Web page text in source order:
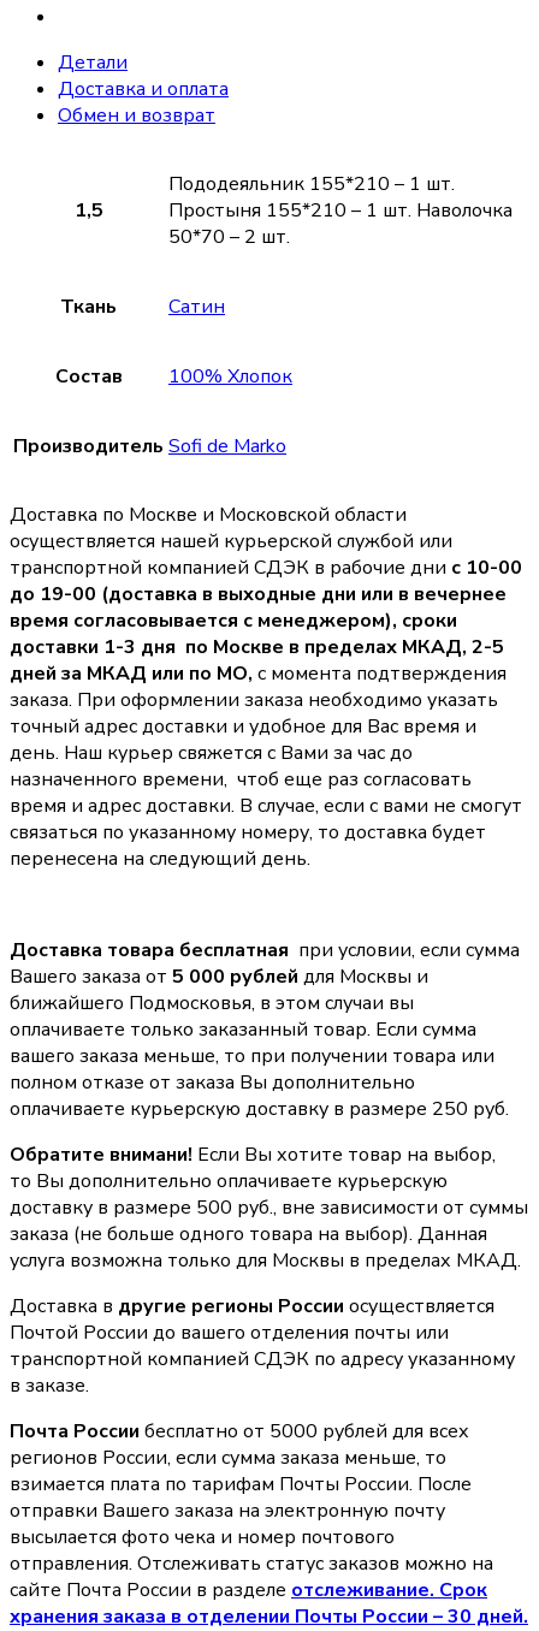
Детали
Доставка и оплата
Обмен и возврат
1,5
Пододеяльник 155*210 – 1 шт.
Простыня 155*210 – 1 шт. Наволочка
50*70 – 2 шт.
Ткань Сатин
Состав 100% Хлопок
Производитель Sofi de Marko
Доставка по Москве и Московской области
осуществляется нашей курьерской службой или
транспортной компанией СДЭК в рабочие дни с 10-00
до 19-00 (доставка в выходные дни или в вечернее
время согласовывается с менеджером), сроки
доставки 1-3 дня по Москве в пределах МКАД, 2-5
дней за МКАД или по МО, с момента подтверждения
заказа. При оформлении заказа необходимо указать
точный адрес доставки и удобное для Вас время и
день. Наш курьер свяжется с Вами за час до
назначенного времени, чтоб еще раз согласовать
время и адрес доставки. В случае, если с вами не смогут
связаться по указанному номеру, то доставка будет
перенесена на следующий день.
Доставка товара бесплатная при условии, если сумма
Вашего заказа от 5 000 рублей для Москвы и
ближайшего Подмосковья, в этом случаи вы
оплачиваете только заказанный товар. Если сумма
вашего заказа меньше, то при получении товара или
полном отказе от заказа Вы дополнительно
оплачиваете курьерскую доставку в размере 250 руб.
Обратите внимани! Если Вы хотите товар на выбор,
то Вы дополнительно оплачиваете курьерскую
доставку в размере 500 руб., вне зависимости от суммы
заказа (не больше одного товара на выбор). Данная
услуга возможна только для Москвы в пределах МКАД.
Доставка в другие регионы России осуществляется
Почтой России до вашего отделения почты или
транспортной компанией СДЭК по адресу указанному
в заказе.
Почта России бесплатно от 5000 рублей для всех
регионов России, если сумма заказа меньше, то
взимается плата по тарифам Почты России. После
отправки Вашего заказа на электронную почту
высылается фото чека и номер почтового
отправления. Отслеживать статус заказов можно на
сайте Почта России в разделе oтслеживание. Срок
хранения заказа в отделении Почты России – 30 дней.